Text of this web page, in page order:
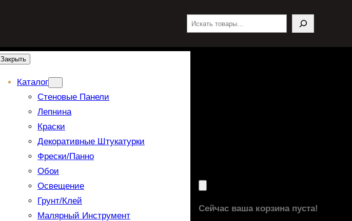
Поиск
Закрыть
Каталог
Стеновые Панели
Лепнина
Краски
Декоративные Штукатурки
Фрески/панно
Обои
Освещение
Грунт/Клей
Малярный Инструмент
Сейчас ваша корзина пуста!